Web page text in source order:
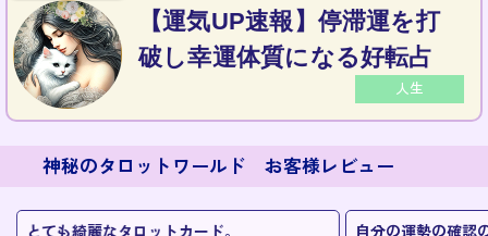
人生
【運気UP速報】停滞運を打
破し幸運体質になる好転占
神秘のタロットワールド お客様レビュー
とても綺麗なタロットカード。 自分の運勢の確認